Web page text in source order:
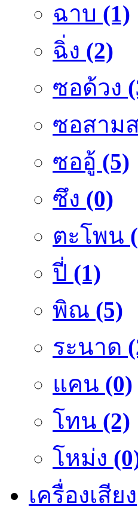
ฉาบ (1)
ฉิ่ง (2)
ซอด้วง
ซอสาม
ซออู้ (5)
ซึง (0)
ตะโพน
ปี่ (1)
พิณ (5)
ระนาด
แคน (0)
โทน (2)
โหม่ง
เครื่องเสียง